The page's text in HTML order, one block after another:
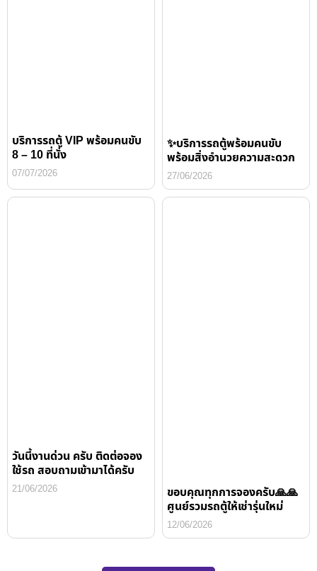
บริการรถตู้ VIP พร้อมคนขับ
8 – 10 ที่นั่ง
07/07/2026
✨บริการรถตู้พร้อมคนขับ
พร้อมสิ่งอำนวยความสะดวก
27/06/2026
วันนี้งานด่วน ครับ ติดต่อจอง
ใช้รถ สอบถามเข้ามาได้ครับ
21/06/2026
ขอบคุณทุกการจองครับ🙏🙏
ศูนย์รวมรถตู้ให้เช่ารุ่นใหม่
12/06/2026